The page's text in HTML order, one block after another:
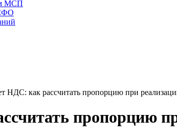
МСП
НДС: как рассчитать пропорцию при
пропорцию